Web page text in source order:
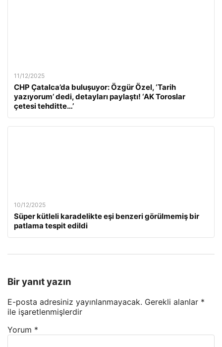
11/12/2025
CHP Çatalca’da buluşuyor: Özgür Özel, ‘Tarih
yazıyorum’ dedi, detayları paylaştı! ‘AK Toroslar
çetesi tehditte…’
10/12/2025
Süper kütleli karadelikte eşi benzeri görülmemiş bir
patlama tespit edildi
Bir yanıt yazın
E-posta adresiniz yayınlanmayacak. Gerekli alanlar *
ile işaretlenmişlerdir
Yorum *